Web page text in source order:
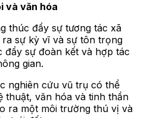
và văn hóa
thúc đẩy sự tương tác xã
sự kỳ vĩ và sự tôn trọng
đẩy sự đoàn kết và hợp tác
gian.
nghiên cứu vũ trụ có thể
thuật, văn hóa và tinh thần
ra một môi trường thú vị và